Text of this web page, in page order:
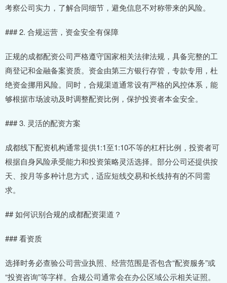
考察公司实力，了解合同细节，避免信息不对称带来的风险。
### 2. 合规运营，资金安全有保障
正规的成都配资公司严格遵守国家相关法律法规，具备完整的工
商登记和金融备案资质。资金由第三方银行存管，专款专用，杜
绝资金挪用风险。同时，合规渠道通常设有严格的风控体系，能
够根据市场波动及时调整配资比例，保护投资者本金安全。
### 3. 灵活的配资方案
成都线下配资机构通常提供1:1至1:10不等的杠杆比例，投资者可
根据自身风险承受能力和投资策略灵活选择。部分公司还提供按
天、按月等多种计息方式，适应短线交易和长线持有的不同需
求。
## 如何识别合规的成都配资渠道？
### 看资质
选择时务必查验公司营业执照、经营范围是否包含“配资服务”或
“投资咨询”等字样。合规公司通常会在办公区域公示相关证照。